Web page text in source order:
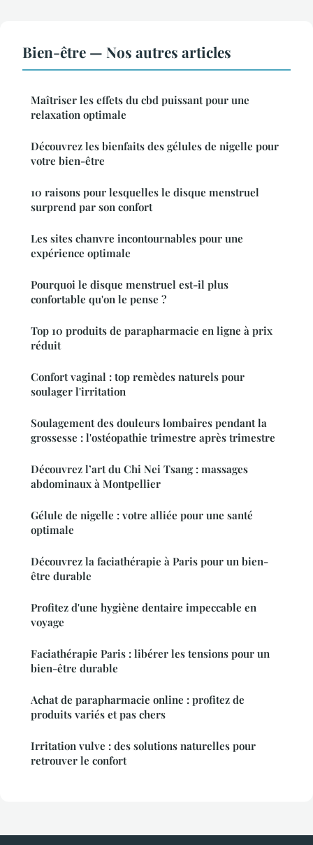
Bien-être — Nos autres articles
Maîtriser les effets du cbd puissant pour une
relaxation optimale
Découvrez les bienfaits des gélules de nigelle pour
votre bien-être
10 raisons pour lesquelles le disque menstruel
surprend par son confort
Les sites chanvre incontournables pour une
expérience optimale
Pourquoi le disque menstruel est-il plus
confortable qu'on le pense ?
Top 10 produits de parapharmacie en ligne à prix
réduit
Confort vaginal : top remèdes naturels pour
soulager l'irritation
Soulagement des douleurs lombaires pendant la
grossesse : l'ostéopathie trimestre après trimestre
Découvrez l’art du Chi Nei Tsang : massages
abdominaux à Montpellier
Gélule de nigelle : votre alliée pour une santé
optimale
Découvrez la faciathérapie à Paris pour un bien-
être durable
Profitez d'une hygiène dentaire impeccable en
voyage
Faciathérapie Paris : libérer les tensions pour un
bien-être durable
Achat de parapharmacie online : profitez de
produits variés et pas chers
Irritation vulve : des solutions naturelles pour
retrouver le confort